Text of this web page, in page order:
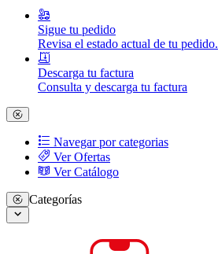
Sigue tu pedido
Revisa el estado actual de tu pedido.
Descarga tu factura
Consulta y descarga tu factura
Navegar por categorias
Ver Ofertas
Ver Catálogo
Categorías